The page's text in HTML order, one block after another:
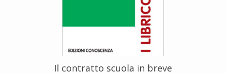
Il contratto scuola in breve